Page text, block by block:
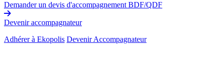
Demander un devis d'accompagnement BDF/QDF
Devenir accompagnateur
Adhérer à Ekopolis Devenir Accompagnateur